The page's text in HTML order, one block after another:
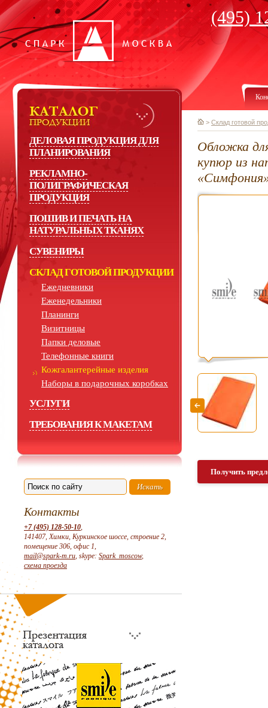
(495)
ДЕЛОВАЯ ПРОДУКЦИЯ ДЛЯ
ПЛАНИРОВАНИЯ
РЕКЛАМНО-
ПОЛИГРАФИЧЕСКАЯ
ПРОДУКЦИЯ
ПОШИВ И ПЕЧАТЬ НА
НАТУРАЛЬНЫХ ТКАНЯХ
СУВЕНИРЫ
СКЛАД ГОТОВОЙ ПРОДУКЦИИ
Ежедневники
Еженедельники
Планинги
Визитницы
Папки деловые
Телефонные книги
Кожгалантерейные изделия
Наборы в подарочных коробках
УСЛУГИ
ТРЕБОВАНИЯ К МАКЕТАМ
Контакты
+7 (495) 128-50-10,
141407, Химки, Куркинское шоссе, строение 2,
помещение 306, офис 1,
mail@spark-m.ru, skype: Spark_moscow,
схема проезда
> Склад готовой
Обложка
купюр из
Получить